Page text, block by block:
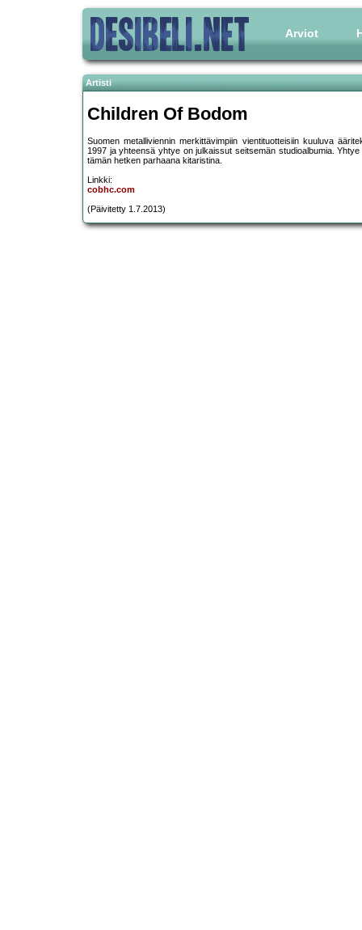
Arviot
Artisti
Children Of Bodom
Suomen metalliviennin merkittävimpiin vientituotteisiin kuuluva
1997 ja yhteensä yhtye on julkaissut seitsemän studioalbumia.
tämän hetken parhaana kitaristina.
Linkki:
cobhc.com
(Päivitetty 1.7.2013)